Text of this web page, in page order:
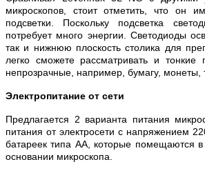
микроскопов, стоит отметить, что он
подсветки. Поскольку подсветка
потребует много энергии. Светодиоды
так и нижнюю плоскость столика для
легко сможете рассматривать и тонкие
непрозрачные, например, бумагу, монеты,
Электропитание от сети
Предлагается 2 варианта питания
питания от электросети с напряжением
батареек типа АА, которые помещаются в
основании микроскопа.